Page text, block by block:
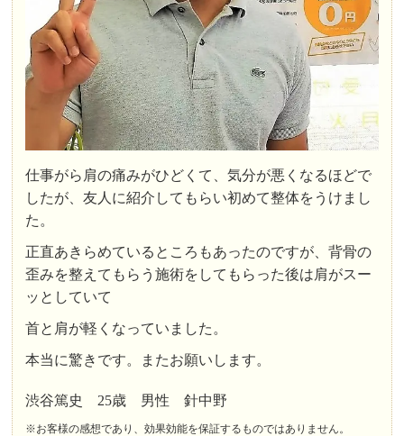
仕事がら肩の痛みがひどくて、気分が悪くなるほどで
したが、友人に紹介してもらい初めて整体をうけまし
た。
正直あきらめているところもあったのですが、背骨の
歪みを整えてもらう施術をしてもらった後は肩がスー
ッとしていて
首と肩が軽くなっていました。
本当に驚きです。またお願いします。
渋谷篤史 25歳 男性 針中野
※お客様の感想であり、効果効能を保証するものではありません。